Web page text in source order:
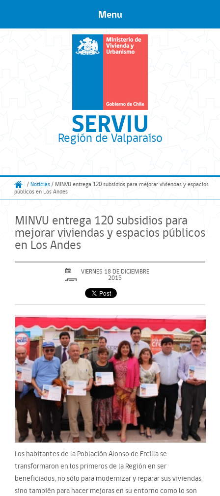
SERVIU
Región de Valparaíso
Menu
/ Noticias / MINVU entrega 120 subsidios para mejorar viviendas y espacios
públicos en Los Andes
MINVU entrega 120 subsidios para
mejorar viviendas y espacios públicos
en Los Andes
VIERNES 18 DE DICIEMBRE
2015
Los habitantes de la Población Alonso de Ercilla se
transformaron en los primeros de la Región en ser
beneficiados, no sólo para modernizar y reparar sus viviendas,
sino también para hacer mejoras en su entorno como lo son